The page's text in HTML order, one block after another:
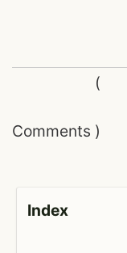
Comments
(
)
Index